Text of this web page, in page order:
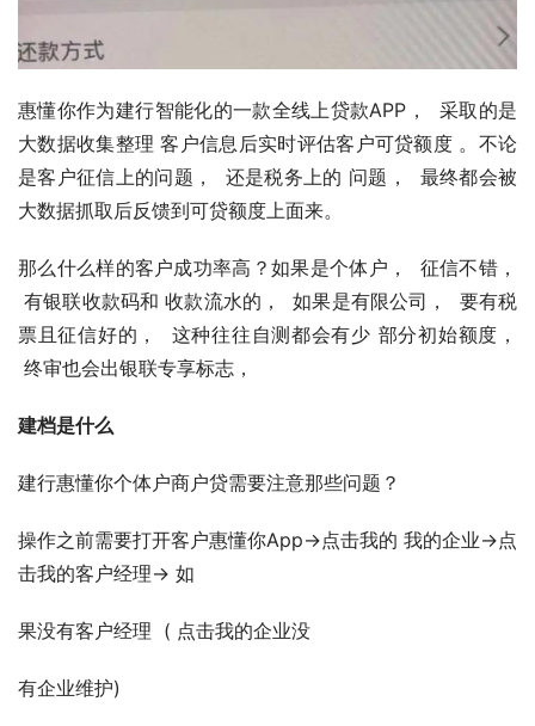
惠懂你作为建行智能化的⼀款全线上贷款APP，  采取的是
大数据收集整理 客户信息后实时评估客户可贷额度 。不论
是客户征信上的问题，  还是税务上的 问题，  最终都会被
大数据抓取后反馈到可贷额度上面来。
那么什么样的客户成功率高？如果是个体户，  征信不错，
有银联收款码和 收款流水的，  如果是有限公司，  要有税
票且征信好的，  这种往往自测都会有少 部分初始额度，
终审也会出银联专享标志，
建档是什么
建行惠懂你个体户商户贷需要注意那些问题？
操作之前需要打开客户惠懂你App→点击我的 我的企业→点
击我的客户经理→ 如
果没有客户经理  ( 点击我的企业没
有企业维护)